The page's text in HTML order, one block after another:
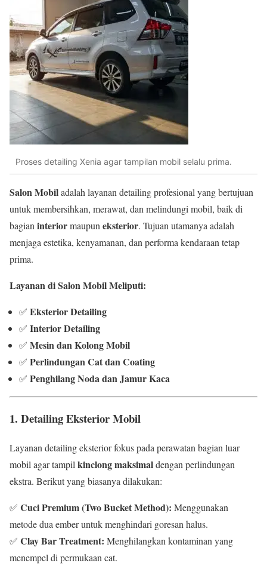
Proses detailing Xenia agar tampilan mobil selalu prima.
Salon Mobiladalah layanan detailing profesional yang bertujuan
untuk membersihkan, merawat, dan melindungi mobil, baik di
bagian interiormaupun eksterior. Tujuan utamanya adalah
menjaga estetika, kenyamanan, dan performa kendaraan tetap
prima.
Layanan di Salon Mobil Meliputi:
✅ Eksterior Detailing
✅ Interior Detailing
✅ Mesin dan Kolong Mobil
✅ Perlindungan Cat dan Coating
✅ Penghilang Noda dan Jamur Kaca
1. Detailing Eksterior Mobil
Layanan detailing eksterior fokus pada perawatan bagian luar
mobil agar tampil kinclong maksimaldengan perlindungan
ekstra. Berikut yang biasanya dilakukan:
✅ Cuci Premium (Two Bucket Method): Menggunakan
metode dua ember untuk menghindari goresan halus.
✅ Clay Bar Treatment: Menghilangkan kontaminan yang
menempel di permukaan cat.